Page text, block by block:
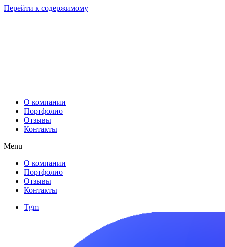
Перейти к содержимому
О компании
Портфолио
Отзывы
Контакты
Menu
О компании
Портфолио
Отзывы
Контакты
Tgm